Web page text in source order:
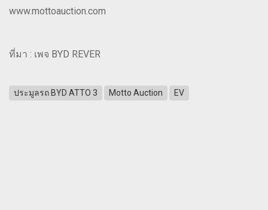
www.mottoauction.com
ที่มา : เพจ BYD REVER
ประมูลรถ BYD ATTO 3 Motto Auction EV